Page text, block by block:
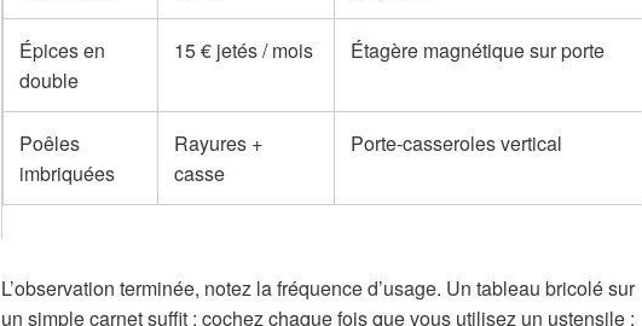
Épices en
double
15 € jetés / mois Étagère magnétique sur porte
Poêles
imbriquées
Rayures +
casse
Porte-casseroles vertical
L’observation terminée, notez la fréquence d’usage. Un tableau bricolé sur
un simple carnet suffit : cochez chaque fois que vous utilisez un ustensile ;